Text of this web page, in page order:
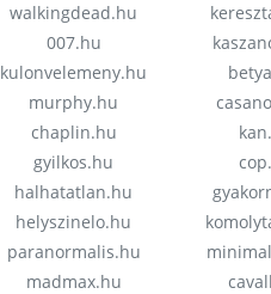
walkingdead.hu
007.hu
kulonvelemeny.hu
murphy.hu
chaplin.hu
gyilkos.hu
halhatatlan.hu
helyszinelo.hu
paranormalis.hu
madmax.hu